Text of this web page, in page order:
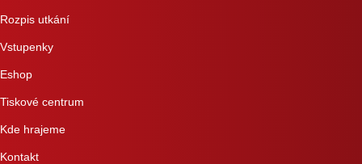
Rozpis utkání
Vstupenky
Eshop
Tiskové centrum
Kde hrajeme
Kontakt